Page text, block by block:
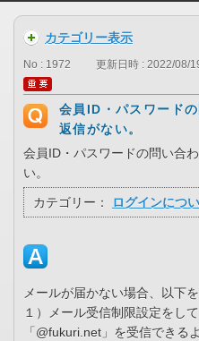
カテゴリー表示
No : 1972 更新日時 : 2022/08/
会員ID・パスワード
返信がない。
会員ID・パスワードの問い合
い。
カテゴリー： ログインにつ
メールが届かない場合、以下
１）メール受信制限設定をし
「@fukuri.net」を受信できる